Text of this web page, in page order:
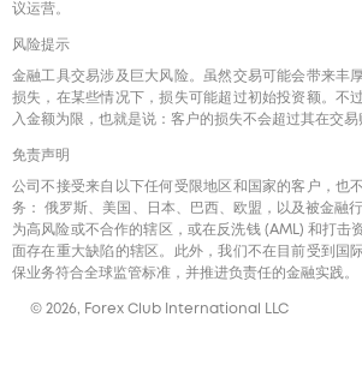
议运营。
风险提示
金融工具交易涉及巨大风险。虽然交易可能会带来丰
损失，在某些情况下，损失可能超过初始投资额。不
入金额为限，也就是说：客户的损失不会超过其在交易
免责声明
公司不接受来自以下任何受限地区和国家的客户，也
务： 俄罗斯、美国、日本、巴西、欧盟，以及被金融
为高风险或不合作的辖区，或在反洗钱 (AML) 和打击
面存在重大缺陷的辖区。此外，我们不在目前受到国
保业务符合全球监管标准，并推进负责任的金融实践。
© 2026, Forex Club International LLC